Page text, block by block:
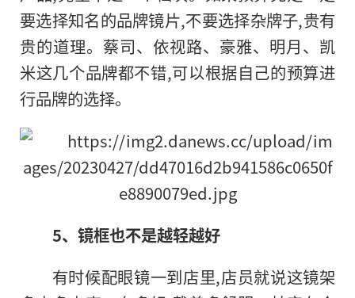
要选择知名的品牌镜片,不要选择杂牌子,贵有
贵的道理。蔡司、依视路、豪雅、明月、凯
米这几个品牌都不错,可以根据自己的预算进
行品牌的选择。
5、镜框也不是越轻越好
有时候配眼镜一到店里,店员就说这镜架